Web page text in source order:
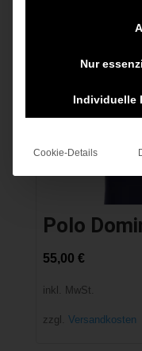
Polo
55,00 €
inkl. MwSt.
zzgl. Versandkosten
Nur
Individuelle
Cookie-Details